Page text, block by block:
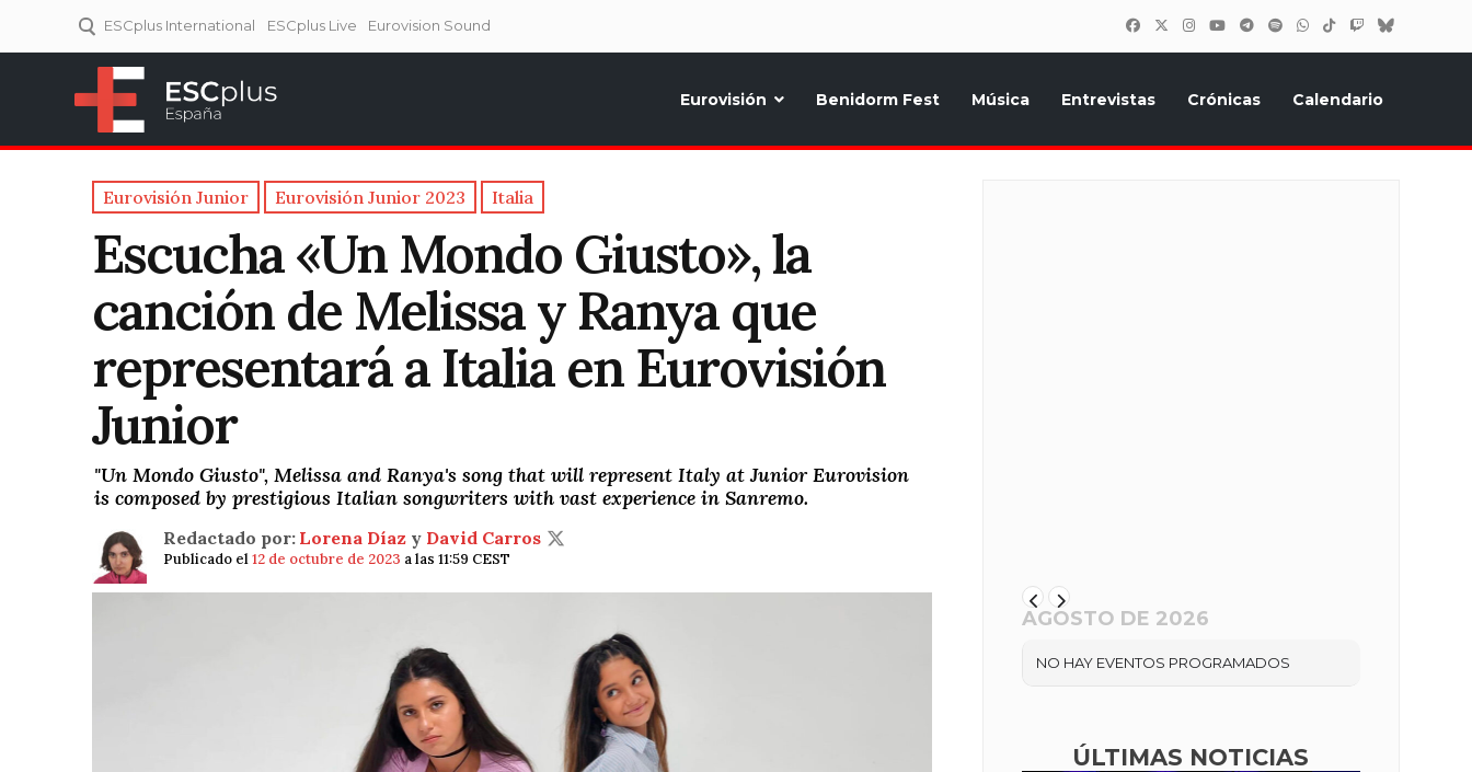
ESCplus International ESCplus Live Eurovision Sound
Eurovisión Benidorm Fest Música Entrevistas Crónicas Calendario
Eurovisión Junior Eurovisión Junior 2023 Italia
Escucha «Un Mondo Giusto», la
canción de Melissa y Ranya que
representará a Italia en Eurovisión
Junior
"Un Mondo Giusto", Melissa and Ranya's song that will represent Italy at Junior Eurovision
is composed by prestigious Italian songwriters with vast experience in Sanremo.
Redactado por: Lorena Díaz y David Carros
Publicado el12 de octubre de 2023 a las 11:59 CEST
AGOSTO DE 2026
NO HAY EVENTOS PROGRAMADOS
ÚLTIMAS NOTICIAS